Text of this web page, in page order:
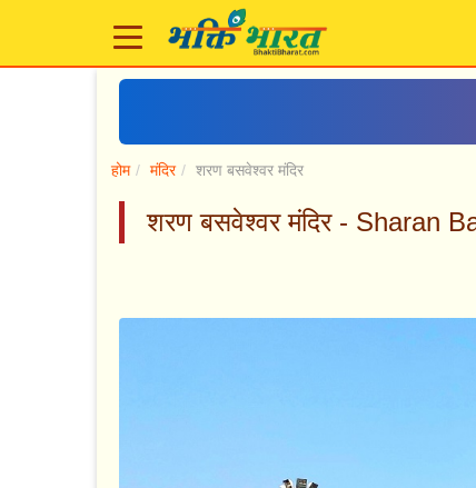
होम मंदिर शरण बसवेश्वर मंदिर
शरण बसवेश्वर मंदिर - Sharan